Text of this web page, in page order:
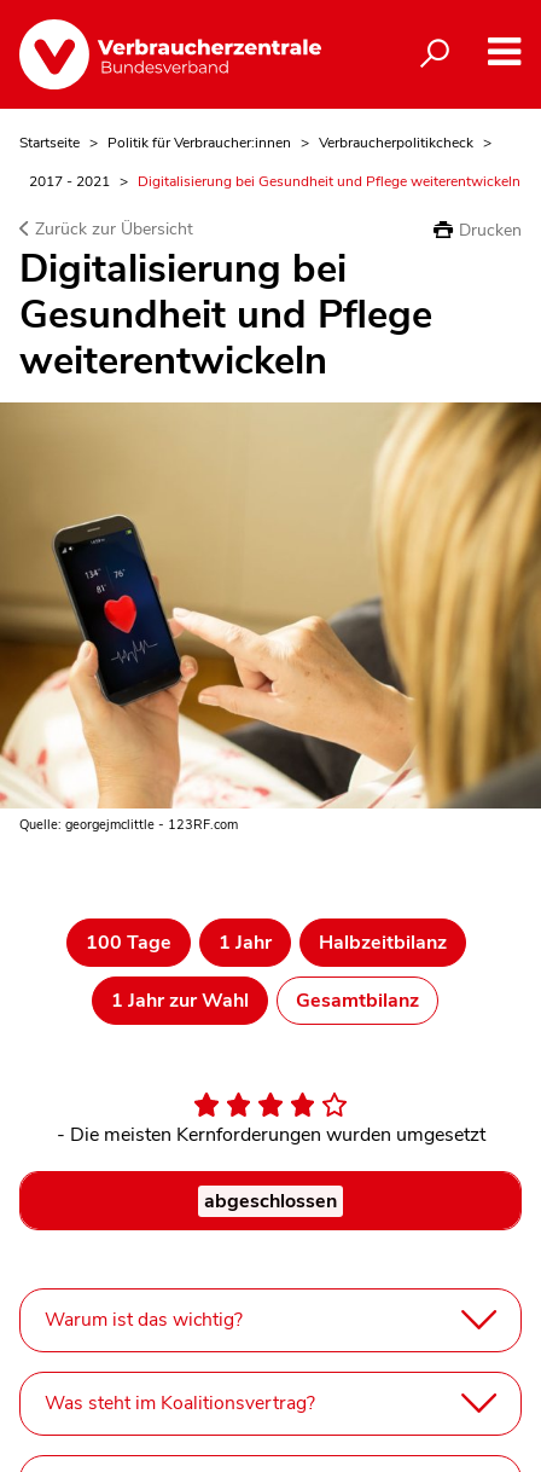
Startseite Politik für Verbraucher:innen
Verbraucherpolitikcheck
2017 - 2021
Digitalisierung bei Gesundheit und Pflege weiterentwickeln
Zurück zur Übersicht Drucken
Digitalisierung bei
Gesundheit und Pflege
weiterentwickeln
Quelle: georgejmclittle - 123RF.com
100 Tage 1 Jahr Halbzeitbilanz
1 Jahr zur Wahl Gesamtbilanz
- Die meisten Kernforderungen wurden umgesetzt
abgeschlossen
Warum ist das wichtig?
Was steht im Koalitionsvertrag?